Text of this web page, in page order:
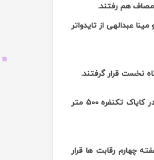
.
نخست و در کایاک دونفره 500 متر کیانا کمال زاده و مینا عبدالهی از تایدواتر
در کانوی یکنفره 200 متر فاطمه کرمجانی و در کایاک یکنفره 200 متر مینا عبدالهی از تاید واتر در رده نخست ایستادند و در کایاک تکنفره 500 متر
13 امتیاز در رده های اول تا سوم هفته چهارم رقابت ها قرار